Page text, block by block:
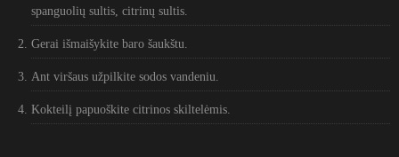
spanguolių sultis, citrinų sultis.
Gerai išmaišykite baro šaukštu.
Ant viršaus užpilkite sodos vandeniu.
Kokteilį papuoškite citrinos skiltelėmis.